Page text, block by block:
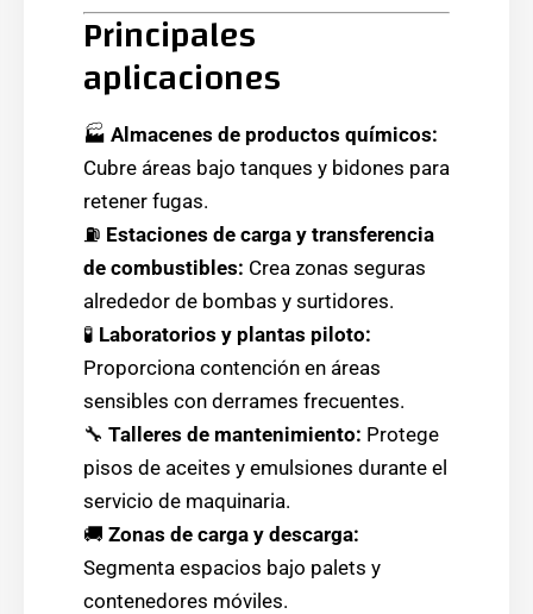
Principales
aplicaciones
🏭 Almacenes de productos químicos:
Cubre áreas bajo tanques y bidones para
retener fugas.
⛽ Estaciones de carga y transferencia
de combustibles: Crea zonas seguras
alrededor de bombas y surtidores.
🧪 Laboratorios y plantas piloto:
Proporciona contención en áreas
sensibles con derrames frecuentes.
🔧 Talleres de mantenimiento: Protege
pisos de aceites y emulsiones durante el
servicio de maquinaria.
🚚 Zonas de carga y descarga:
Segmenta espacios bajo palets y
contenedores móviles.